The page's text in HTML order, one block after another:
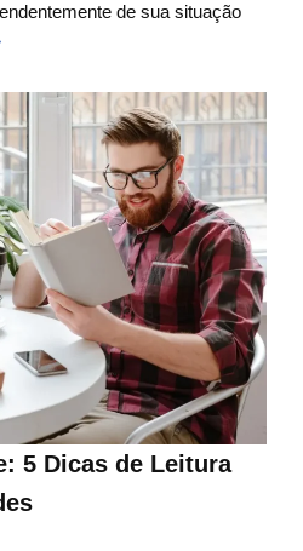
de sua situação
5 Dicas de Leitura